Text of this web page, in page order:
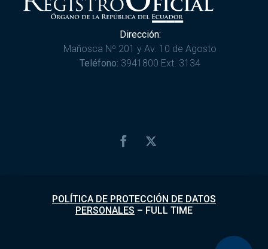
Dirección:
Mañosca Nº 201 y Av. 10 de Agosto
Teléfono: 3941800 Ext. 3134
POLÍTICA DE PROTECCIÓN DE DATOS
PERSONALES – FULL TIME